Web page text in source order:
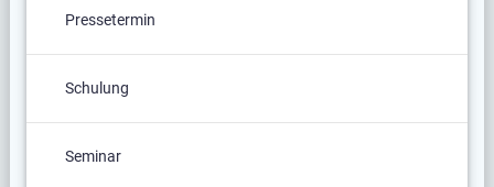
Pressetermin
Schulung
Seminar